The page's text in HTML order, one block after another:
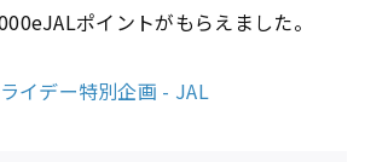
ポイントがもらえました。
イデー特別企画 - JAL